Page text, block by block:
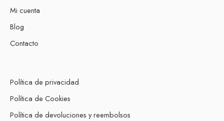
Mi cuenta
Blog
Contacto
Política de privacidad
Política de Cookies
Política de devoluciones y reembolsos